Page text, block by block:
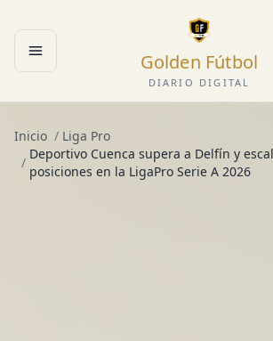
Abrir menú Golden Fútbol
DIARIO DIGITAL
Inicio / Liga Pro
/
Deportivo Cuenca supera a Delfín y
posiciones en la LigaPro Serie A 2026